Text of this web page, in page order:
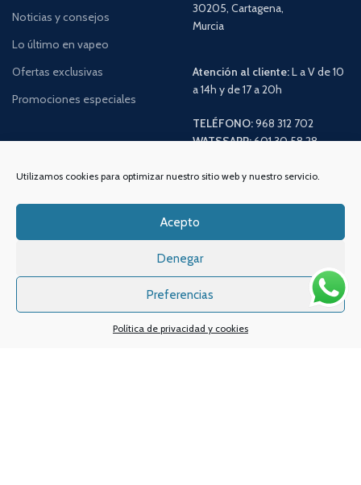
Utilizamos cookies para optimizar nuestro sitio web y nuestro servicio.
Acepto
Denegar
Preferencias
Política de privacidad y cookies
Noticias y consejos
Lo último en vapeo
Ofertas exclusivas
Promociones especiales
30205, Cartagena,
Murcia
Atención al cliente:L a V de 10
a 14h y de 17 a 20h
TELÉFONO:968 312 702
WATSSAPP:601 30 58 28